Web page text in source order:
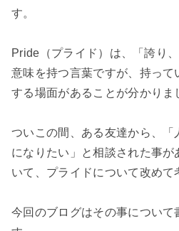
す。
Pride（プライド）は、「誇り
意味を持つ言葉ですが、持って
する場面があることが分かりま
ついこの間、ある友達から、「
になりたい」と相談された事が
いて、プライドについて改めて
今回のブログはその事について